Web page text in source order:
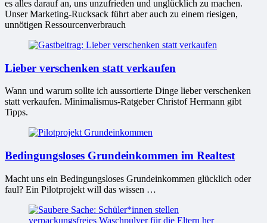
es alles darauf an, uns unzufrieden und unglücklich zu machen.
Unser Marketing-Rucksack führt aber auch zu einem riesigen,
unnötigen Ressourcenverbrauch
Lieber verschenken statt verkaufen
Wann und warum sollte ich aussortierte Dinge lieber verschenken
statt verkaufen. Minimalismus-Ratgeber Christof Hermann gibt
Tipps.
Bedingungsloses Grundeinkommen im Realtest
Macht uns ein Bedingungsloses Grundeinkommen glücklich oder
faul? Ein Pilotprojekt will das wissen …